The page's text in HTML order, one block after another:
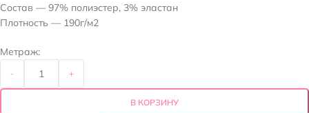
Состав — 97% полиэстер, 3% эластан
Плотность — 190г/м2
Метраж:
- +
В КОРЗИНУ